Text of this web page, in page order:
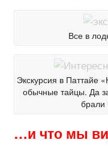
Все в
Экскурсия в Паттайе
обычные тайцы. Да
брали
…и что мы